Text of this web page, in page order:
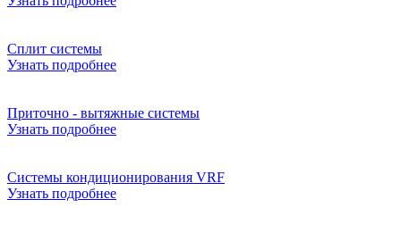
Сплит системы
Узнать подробнее
Приточно - вытяжные системы
Узнать подробнее
Системы кондиционирования VRF
Узнать подробнее